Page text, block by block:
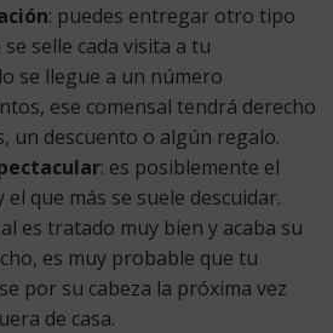
: puedes entregar otro tipo
selle cada visita a tu
se llegue a un número
ese comensal tendrá derecho
un descuento o algún regalo.
: es posiblemente el
que más se suele descuidar.
es tratado muy bien y acaba su
es muy probable que tu
por su cabeza la próxima vez
de casa.